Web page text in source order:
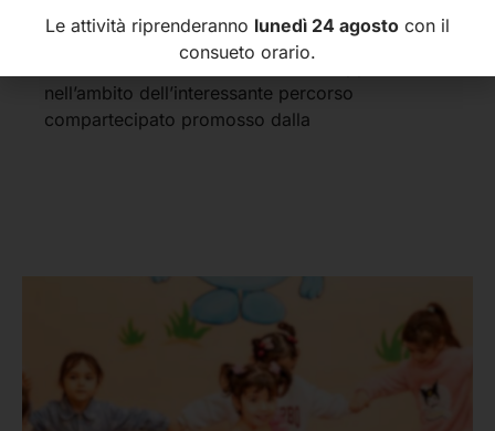
Anche FISM TREVISO ha partecipato al Tavolo
delle associazioni di categoria convocato a
Treviso dall’assessore al Bilancio Filippo Giacinti
nell’ambito dell’interessante percorso
compartecipato promosso dalla
Le attività riprenderanno lunedì 24 agosto con il
consueto orario.